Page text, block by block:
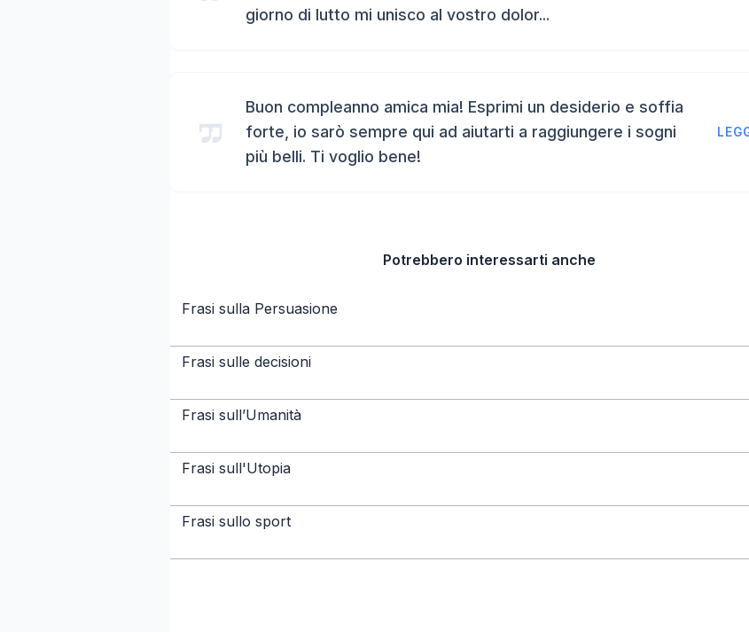
giorno di lutto mi unisco al vostro dolor...
Buon compleanno amica mia! Esprimi un desiderio e soffia
forte, io sarò sempre qui ad aiutarti a raggiungere i sogni
più belli. Ti voglio bene!
Potrebbero interessarti anche
Frasi sulla Persuasione
Frasi sulle decisioni
Frasi sull’Umanità
Frasi sull'Utopia
Frasi sullo sport